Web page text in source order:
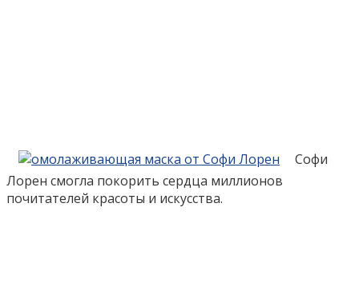
Софи
Лорен смогла покорить сердца миллионов
почитателей красоты и искусства.